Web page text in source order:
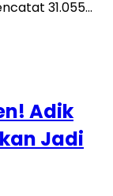
31.055…
Adik
Jadi